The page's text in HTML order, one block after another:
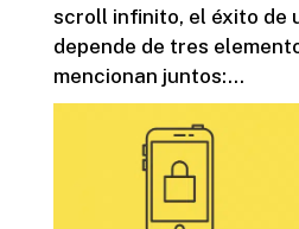
scroll infinito, el éxito de
depende de tres
mencionan juntos:...